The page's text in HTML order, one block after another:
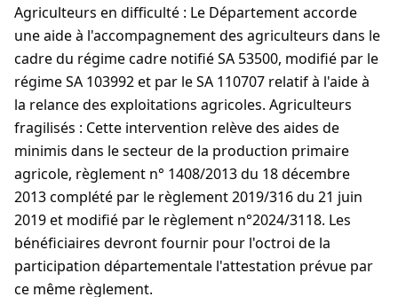
Agriculteurs en difficulté : Le Département accorde
une aide à l'accompagnement des agriculteurs dans le
cadre du régime cadre notifié SA 53500, modifié par le
régime SA 103992 et par le SA 110707 relatif à l'aide à
la relance des exploitations agricoles. Agriculteurs
fragilisés : Cette intervention relève des aides de
minimis dans le secteur de la production primaire
agricole, règlement n° 1408/2013 du 18 décembre
2013 complété par le règlement 2019/316 du 21 juin
2019 et modifié par le règlement n°2024/3118. Les
bénéficiaires devront fournir pour l'octroi de la
participation départementale l'attestation prévue par
ce même règlement.